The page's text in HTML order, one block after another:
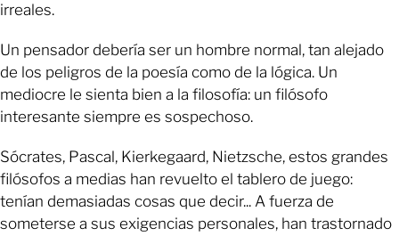
irreales.
Un pensador debería ser un hombre normal, tan alejado
de los peligros de la poesía como de la lógica. Un
mediocre le sienta bien a la filosofía: un filósofo
interesante siempre es sospechoso.
Sócrates, Pascal, Kierkegaard, Nietzsche, estos grandes
filósofos a medias han revuelto el tablero de juego:
tenían demasiadas cosas que decir... A fuerza de
someterse a sus exigencias personales, han trastornado